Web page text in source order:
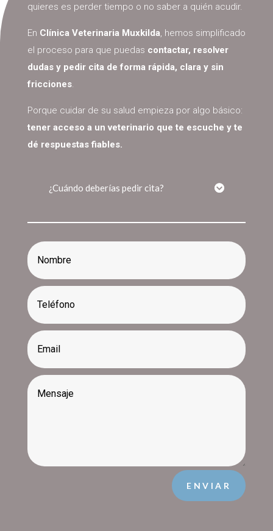
quieres es perder tiempo o no saber a quién acudir.
En Clínica Veterinaria Muxkilda, hemos simplificado
el proceso para que puedas contactar, resolver
dudas y pedir cita de forma rápida, clara y sin
fricciones.
Porque cuidar de su salud empieza por algo básico:
tener acceso a un veterinario que te escuche y te
dé respuestas fiables.
¿Cuándo deberías pedir cita?
ENVIAR